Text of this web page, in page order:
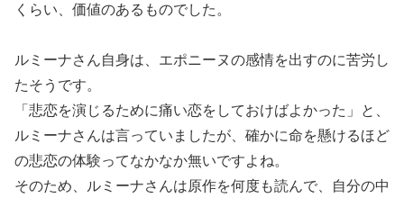
くらい、価値のあるものでした。
ルミーナさん自身は、エポニーヌの感情を出すのに苦労し
たそうです。
「悲恋を演じるために痛い恋をしておけばよかった」と、
ルミーナさんは言っていましたが、確かに命を懸けるほど
の悲恋の体験ってなかなか無いですよね。
そのため、ルミーナさんは原作を何度も読んで、自分の中